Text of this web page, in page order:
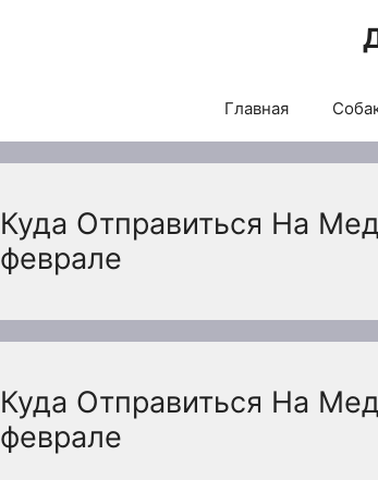
Главная
Куда Отправиться На
феврале
Куда Отправиться На
феврале